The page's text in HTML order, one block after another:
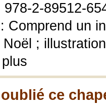
978-2-89512-
Comprend un
Noël ;
ce